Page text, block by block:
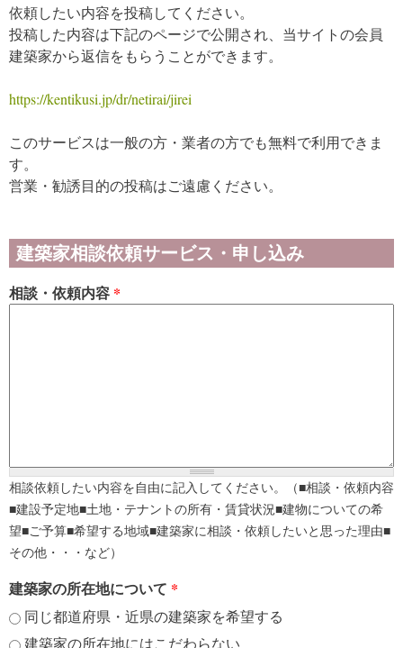
依頼したい内容を投稿してください。
投稿した内容は下記のページで公開され、当サイトの会員
建築家から返信をもらうことができます。
https://kentikusi.jp/dr/netirai/jirei
このサービスは一般の方・業者の方でも無料で利用できま
す。
営業・勧誘目的の投稿はご遠慮ください。
建築家相談依頼サービス・申し込み
相談・依頼内容 *
相談依頼したい内容を自由に記入してください。（■相談・依頼内容
■建設予定地■土地・テナントの所有・賃貸状況■建物についての希
望■ご予算■希望する地域■建築家に相談・依頼したいと思った理由■
その他・・・など）
建築家の所在地について *
同じ都道府県・近県の建築家を希望する
建築家の所在地にはこだわらない